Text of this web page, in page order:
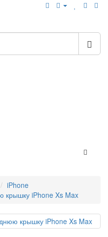
iPhone
крышку iPhone Xs Max